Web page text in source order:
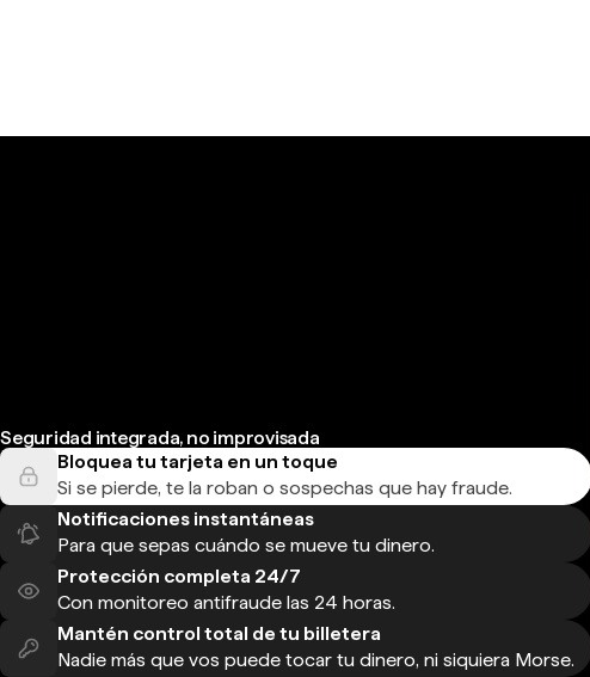
Seguridad integrada, no improvisada
Bloquea tu tarjeta en un toque
Si se pierde, te la roban o sospechas que hay fraude.
Notificaciones instantáneas
Para que sepas cuándo se mueve tu dinero.
Protección completa 24/7
Con monitoreo antifraude las 24 horas.
Mantén control total de tu billetera
Nadie más que vos puede tocar tu dinero, ni siquiera Morse.